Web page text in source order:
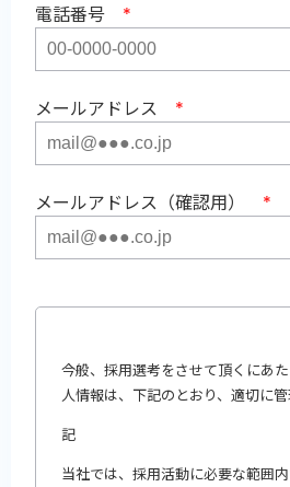
電話番号 *
メールアドレス *
メールアドレス（確認用） *
今般、採用選考をさせて頂くにあ
人情報は、下記のとおり、適切に管
記
当社では、採用活動に必要な範囲